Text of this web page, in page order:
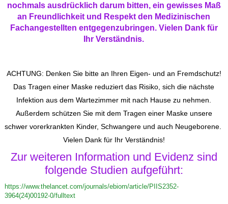
nochmals ausdrücklich darum bitten, ein gewisses Maß
an Freundlichkeit und Respekt den Medizinischen
Fachangestellten entgegenzubringen. Vielen Dank für
Ihr Verständnis.
ACHTUNG: Denken Sie bitte an Ihren Eigen- und an Fremdschutz!
Das Tragen einer Maske reduziert das Risiko, sich die nächste
Infektion aus dem Wartezimmer mit nach Hause zu nehmen.
Außerdem schützen Sie mit dem Tragen einer Maske unsere
schwer vorerkrankten Kinder, Schwangere und auch Neugeborene.
Vielen Dank für Ihr Verständnis!
Zur weiteren Information und Evidenz sind
folgende Studien aufgeführt:
https://www.thelancet.com/journals/ebiom/article/PIIS2352-
3964(24)00192-0/fulltext